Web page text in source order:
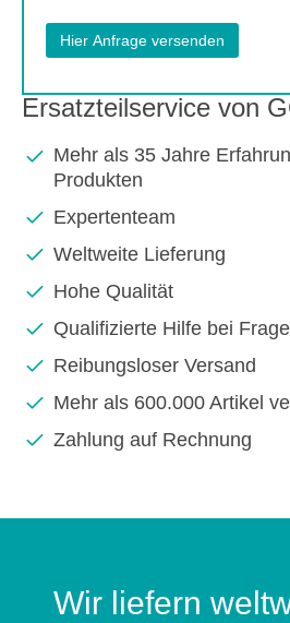
Ersatzteilservice von
Mehr als 35 Jahre
Produkten
Expertenteam
Weltweite Lieferung
Hohe Qualität
Qualifizierte Hilfe bei
Reibungsloser Versand
Mehr als 600.000 Artikel
Zahlung auf Rechnung
Wir liefern